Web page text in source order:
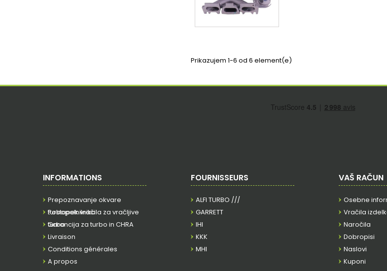
Prikazujem 1-6 od 6 element(e)
INFORMATIONS
Prepoznavanje okvare
turbopolnilnika
Postopek vračila za vračljive
turbo
Garancija za turbo in CHRA
Livraison
Conditions générales
A propos
FOURNISSEURS
ALFI TURBO ///
GARRETT
IHI
KKK
MHI
VAŠ RAČUN
Osebne
Vračila
Naročila
Dobropisi
Naslovi
Kuponi